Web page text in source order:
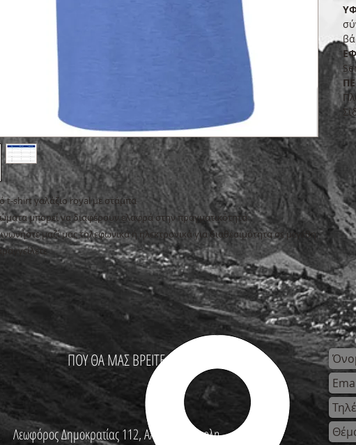
t-shirt γαλάζιο royal με στάμπα
μπορεί να διαφέρουν ελαφρά στην πραγματικότητα
μαζί μας τηλεφωνικά ή ηλεκτρονικά για διαθεσιμότητα σε μεγέθη
ΠΟΥ ΘΑ ΜΑΣ ΒΡΕΙΤΕ
Λεωφόρος Δημοκρατίας 112, Αλεξανδρούπολη